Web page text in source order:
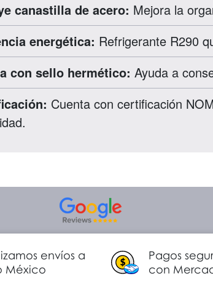
canastilla de acero: Mejora la
energética: Refrigerante R290
con sello hermético: Ayuda a
Cuenta con certificación
envíos a
México
Pagos
con